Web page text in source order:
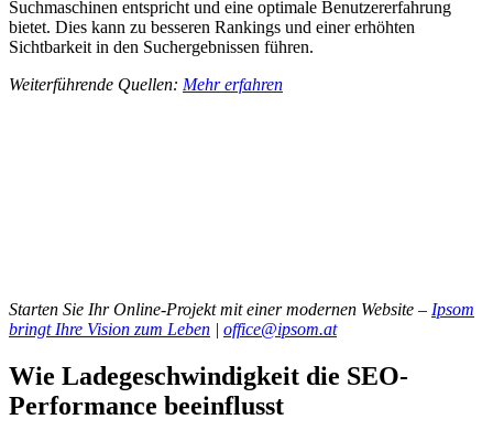
Suchmaschinen entspricht und eine optimale Benutzererfahrung
bietet. Dies kann zu besseren Rankings und einer erhöhten
Sichtbarkeit in den Suchergebnissen führen.
Weiterführende Quellen: Mehr erfahren
Starten Sie Ihr Online-Projekt mit einer modernen Website – Ipsom
bringt Ihre Vision zum Leben | office@ipsom.at
Wie Ladegeschwindigkeit die SEO-
Performance beeinflusst